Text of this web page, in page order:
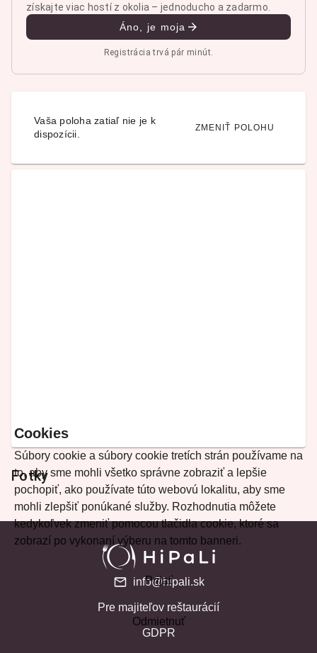
získajte viac hostí z okolia – jednoducho a zadarmo.
Áno, je moja
Registrácia trvá pár minút.
Vaša poloha zatiaľ nie je k
dispozícii.
ZMENIŤ POLOHU
Fotky
Cookies
Súbory cookie a súbory cookie tretích strán používame na
to, aby sme mohli všetko správne zobraziť a lepšie
pochopiť, ako používate túto webovú lokalitu, aby sme
mohli zlepšiť ponúkané služby. Rozhodnutia môžete
kedykoľvek zmeniť pomocou tlačidla cookie, ktoré sa
zobrazí po vykonaní výberu na tomto banneri.
Prijať
Odmietnuť
info@hipali.sk
Pre majiteľov reštaurácií
GDPR